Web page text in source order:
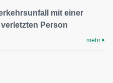
mit einer
Person
mehr